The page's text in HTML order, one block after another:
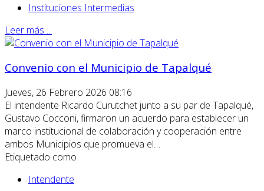
Instituciones Intermedias
Leer más ...
Convenio con el Municipio de Tapalqué
Jueves, 26 Febrero 2026 08:16
El intendente Ricardo Curutchet junto a su par de Tapalqué,
Gustavo Cocconi, firmaron un acuerdo para establecer un
marco institucional de colaboración y cooperación entre
ambos Municipios que promueva el…
Etiquetado como
Intendente